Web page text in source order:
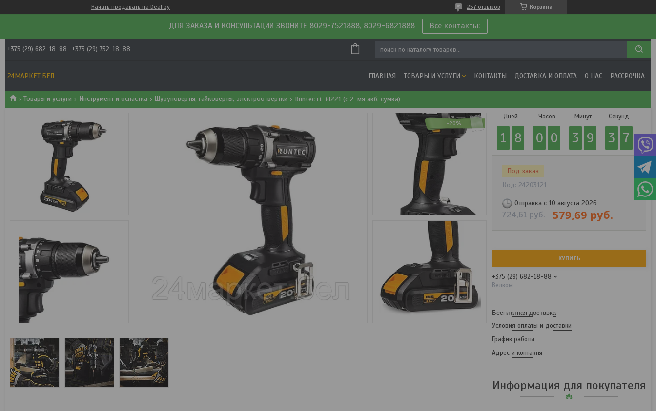
Начать продавать на Deal.by Корзина
257 отзывов
ДЛЯ ЗАКАЗА И КОНСУЛЬТАЦИИ ЗВОНИТЕ 8029-7521888, 8029-6821888 Все контакты:
+375 (29) 682-18-88 +375 (29) 752-18-88
24МАРКЕТ.БЕЛ ГЛАВНАЯ ТОВАРЫ И УСЛУГИ КОНТАКТЫ ДОСТАВКА И ОПЛАТА О НАС РАССРОЧКА
Товары и услуги Инструмент и оснастка Шуруповерты, гайковерты, электроотвертки Runtec rt-id221 (с 2-мя акб, сумка)
-20%
Дней
1 8
Часов
0 0
Минут
3 9
Секунд
3 6
Под заказ
Код: 24203121
Отправка с 10 августа 2026
724,61руб. 579,69 руб.
КУПИТЬ
+375 (29) 682-18-88
Велком
Бесплатная доставка
Условия оплаты и доставки
График работы
Адрес и контакты
Информация для покупателя